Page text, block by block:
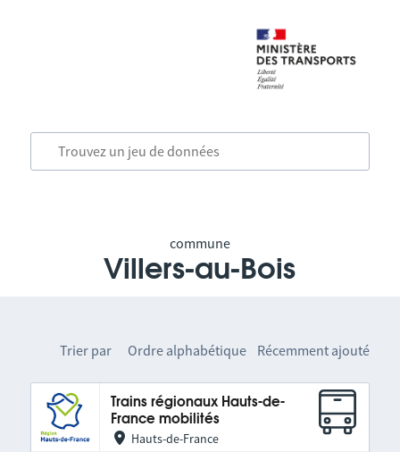
commune
Villers-au-Bois
Trier par Ordre alphabétique Récemment ajouté
Trains régionaux Hauts-de-
France mobilités
Hauts-de-France